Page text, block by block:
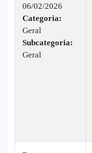
06/02/2026
Categoria:
Geral
Subcategoria:
Geral